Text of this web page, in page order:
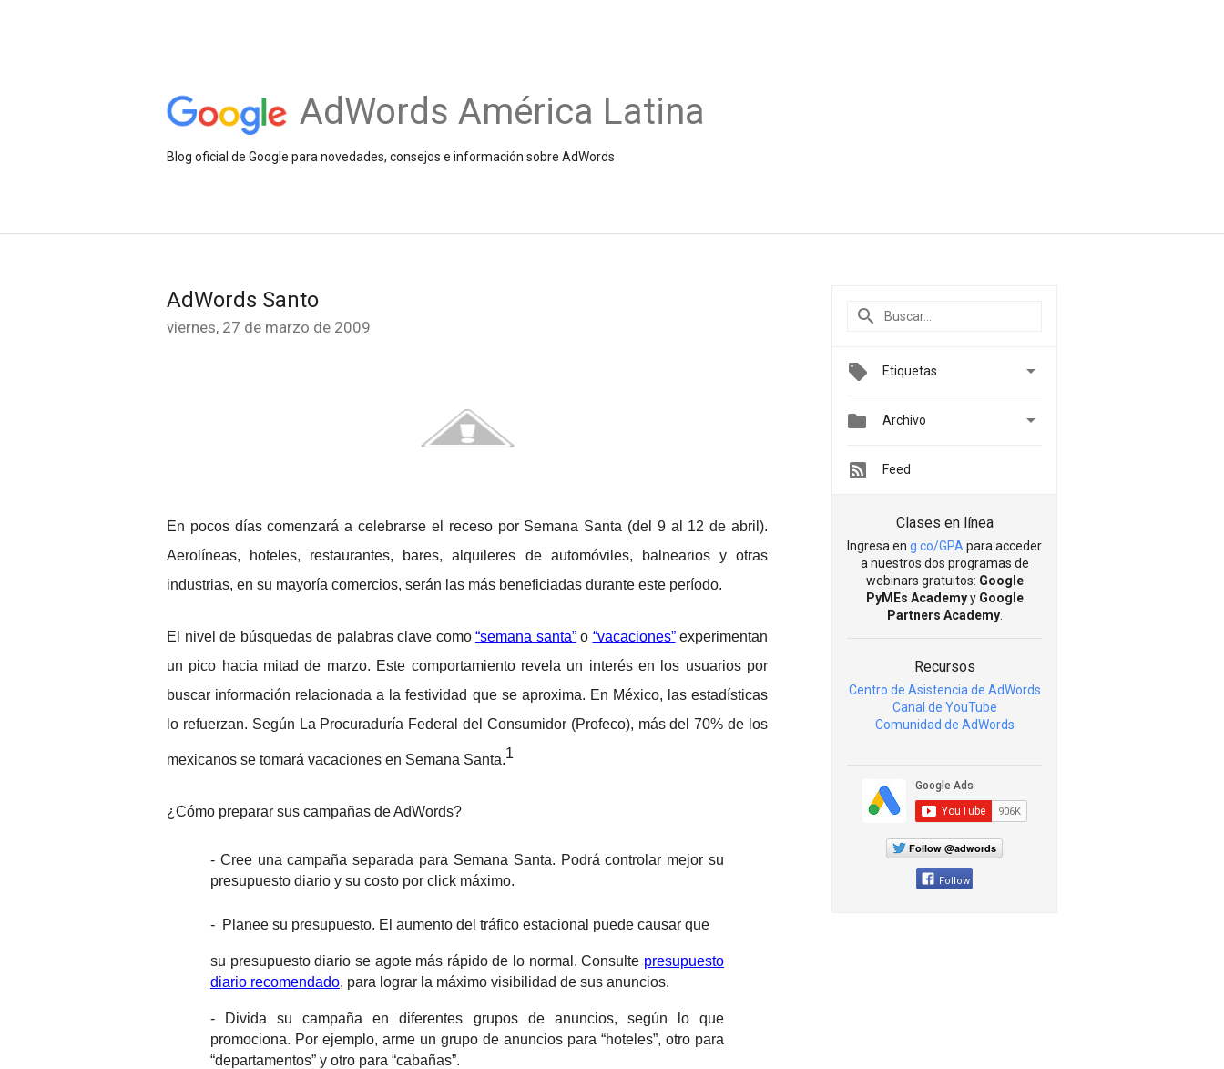
AdWords América Latina
Blog oficial de Google para novedades, consejos e información sobre AdWords
AdWords Santo
viernes, 27 de marzo de 2009
En pocos días comenzará a celebrarse el receso por Semana Santa (del 9 al 12 de abril).
Aerolíneas, hoteles, restaurantes, bares, alquileres de automóviles, balnearios y otras
industrias, en su mayoría comercios, serán las más beneficiadas durante este período.
El nivel de búsquedas de palabras clave como “semana santa”o “vacaciones”experimentan
un pico hacia mitad de marzo. Este comportamiento revela un interés en los usuarios por
buscar información relacionada a la festividad que se aproxima. En México, las estadísticas
lo refuerzan. Según La Procuraduría Federal del Consumidor (Profeco), más del 70% de los
mexicanos se tomará vacaciones en Semana Santa.1
¿Cómo preparar sus campañas de AdWords?
- Cree una campaña separada para Semana Santa. Podrá controlar mejor su
presupuesto diario y su costo por click máximo.
- Planee su presupuesto. El aumento del tráfico estacional puede causar que
su presupuesto diario se agote más rápido de lo normal. Consulte presupuesto
diario recomendado, para lograr la máximo visibilidad de sus anuncios.
- Divida su campaña en diferentes grupos de anuncios, según lo que
promociona. Por ejemplo, arme un grupo de anuncios para “hoteles”, otro para
“departamentos” y otro para “cabañas”.
Etiquetas 
 Archivo 
Feed
Clases en línea
Ingresa en g.co/GPA para acceder
a nuestros dos programas de
webinars gratuitos: Google
PyMEs Academyy Google
Partners Academy.
Recursos
Centro de Asistencia de AdWords
Canal de YouTube
Comunidad de AdWords
Follow @adwords
Follow